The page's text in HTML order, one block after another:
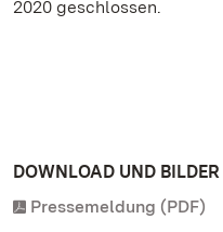
2020 geschlossen.
DOWNLOAD UND BILDER
Pressemeldung (PDF)